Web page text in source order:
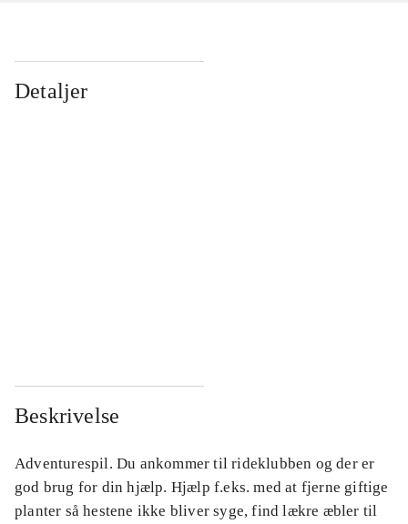
Detaljer
Beskrivelse
Adventurespil. Du ankommer til rideklubben og der er
god brug for din hjælp. Hjælp f.eks. med at fjerne giftige
planter så hestene ikke bliver syge, find lækre æbler til